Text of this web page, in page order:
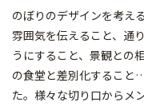
のぼりのデザインを考え
雰囲気を伝えること、通
うにすること、景観との
の食堂と差別化すること
た。様々な切り口からメ